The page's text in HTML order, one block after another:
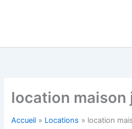
location maison
Accueil Locations location